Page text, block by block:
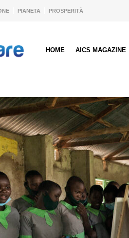
PIANETA PROSPERITÀ
HOME AICS MAGAZINE